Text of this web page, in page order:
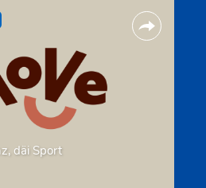
däi Sport